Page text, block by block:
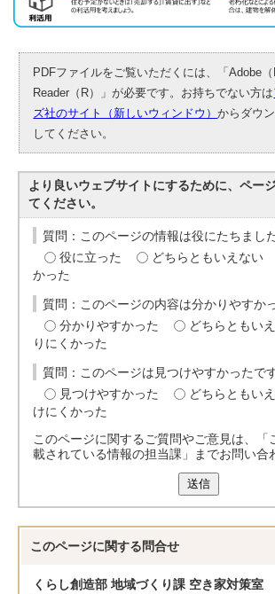
PDFファイルをご覧いただくには、「Adobe（
Reader（R）」が必要です。お持ちでない方は
ズ社のサイト（新しいウィンドウ）からダウ
してください。
より良いウェブサイトにするために、ペー
てください。
質問：このページの情報は役にたちまし
役に立った
どちらともいえない
かった
質問：このページの内容は分かりやすか
分かりやすかった
どちらともい
りにくかった
質問：このページは見つけやすかったで
見つけやすかった
どちらともい
けにくかった
このページに関するご質問やご意見は、「
載されている情報の担当課」までお問い合
送信
このページに関する 問合せ
くらし創造部 地域づくり課 空き家対策室